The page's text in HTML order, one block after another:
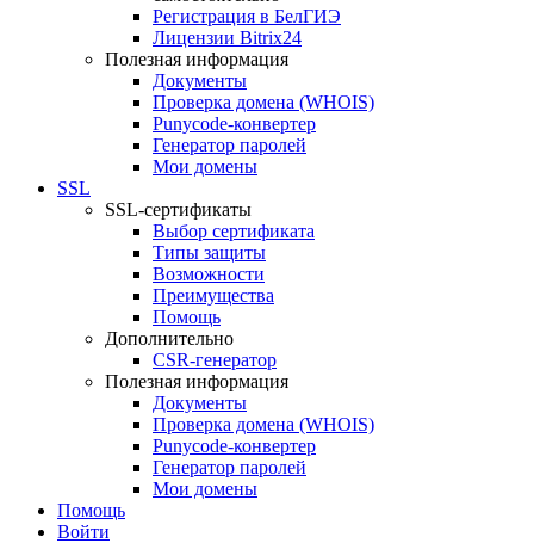
Регистрация в БелГИЭ
Лицензии Bitrix24
Полезная информация
Документы
Проверка домена (WHOIS)
Punycode-конвертер
Генератор паролей
Мои домены
SSL
SSL-сертификаты
Выбор сертификата
Типы защиты
Возможности
Преимущества
Помощь
Дополнительно
CSR-генератор
Полезная информация
Документы
Проверка домена (WHOIS)
Punycode-конвертер
Генератор паролей
Мои домены
Помощь
Войти